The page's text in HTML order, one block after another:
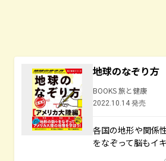
地球のなぞり
BOOKS 旅と健康
2022.10.14 発売
各国の地形や関係
をなぞって脳もイ